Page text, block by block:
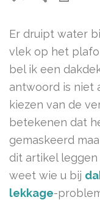
Er druipt water
vlek op het
bel ik een
antwoord is niet
kiezen van de
betekenen dat
gemaskeerd
dit artikel
weet wie u bij
lekkage-